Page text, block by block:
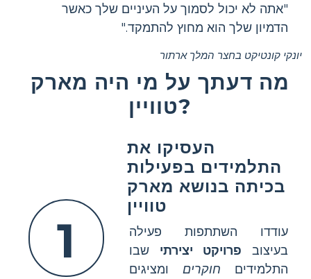
"אתה לא יכול לסמוך על העיניים שלך כאשר
הדמיון שלך הוא מחוץ להתמקד."
יונקי קונטיקט בחצר המלך ארתור
מה דעתך על מי היה מארק
טוויין?
1
העסיקו את
התלמידים בפעילות
בכיתה בנושא מארק
טוויין
עודדו השתתפות פעילה
בעיצוב פרויקט יצירתי שבו
התלמידים חוקרים ומציגים